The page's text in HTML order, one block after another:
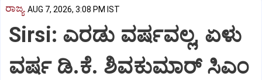
ರಾಜ್ಯ AUG 7, 2026, 3:08 PM IST
Sirsi: ಎರಡು ವರ್ಷವಲ್ಲ, ಏಳು
ವರ್ಷ ಡಿ.ಕೆ. ಶಿವಕುಮಾರ್ ಸಿಎಂ